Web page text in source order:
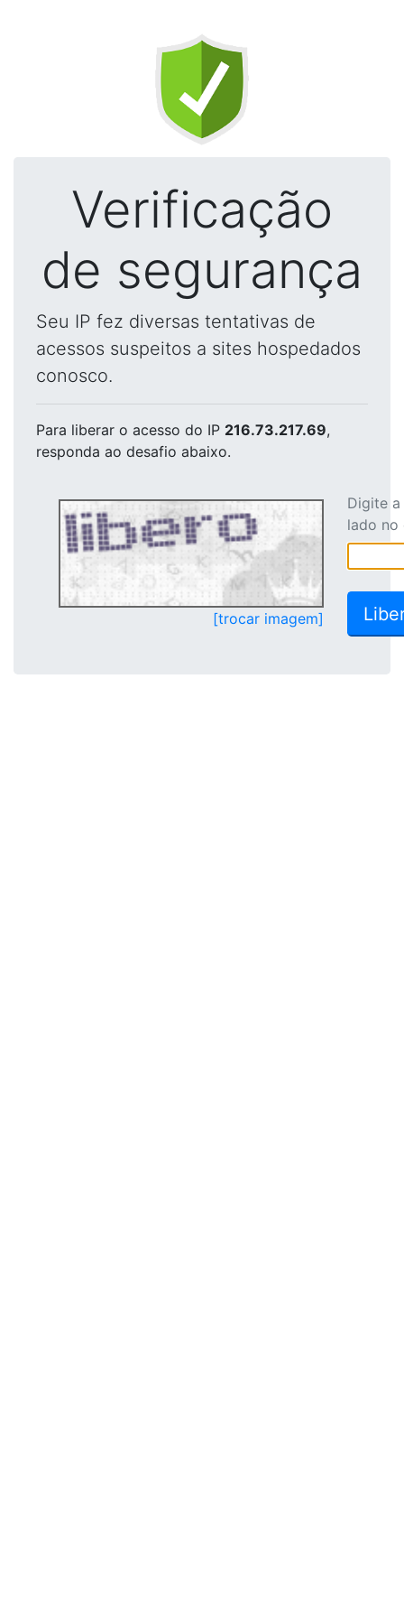
Verificação
de segurança
Seu IP fez diversas tentativas de
acessos suspeitos a sites hospedados
conosco.
Para liberar o acesso do IP 216.73.217.69,
responda ao desafio abaixo.
[trocar imagem]
Digite
lado no